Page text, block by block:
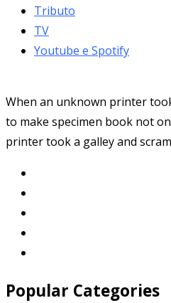
Tributo
TV
Youtube e Spotify
When an unknown printer
to make specimen book not
printer took a galley and
Popular Categories